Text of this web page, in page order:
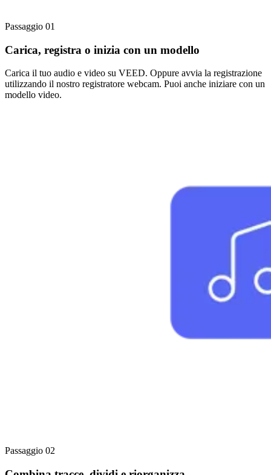
Passaggio 01
Carica, registra o inizia con un modello
Carica il tuo audio e video su VEED. Oppure avvia la registrazione
utilizzando il nostro registratore webcam. Puoi anche iniziare con un
modello video.
Passaggio 02